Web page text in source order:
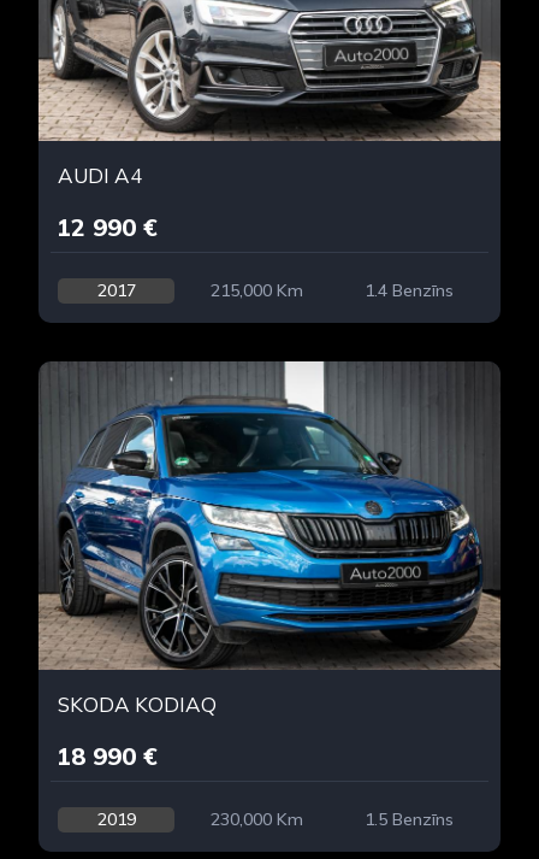
AUDI A4
12 990 €
2017 215,000 Km 1.4 Benzīns
SKODA KODIAQ
18 990 €
2019 230,000 Km 1.5 Benzīns